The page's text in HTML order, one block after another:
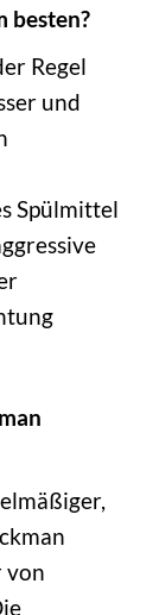
besten?
Regel
und
Spülmittel
von